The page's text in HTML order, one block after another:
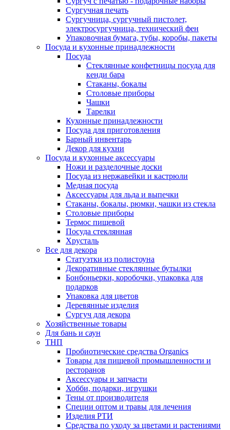
Сургучная печать
Сургучница, сургучный пистолет,
электросургучница, технический фен
Упаковочная бумага, тубы, коробы, пакеты
Посуда и кухонные принадлежности
Посуда
Стеклянные конфетницы посуда для
кенди бара
Стаканы, бокалы
Столовые приборы
Чашки
Тарелки
Кухонные принадлежности
Посуда для приготовления
Барный инвентарь
Декор для кухни
Посуда и кухонные аксессуары
Ножи и разделочные доски
Посуда из нержавейки и кастрюли
Медная посуда
Аксессуары для льда и выпечки
Стаканы, бокалы, рюмки, чашки из стекла
Столовые приборы
Термос пищевой
Посуда стеклянная
Хрусталь
Все для декора
Статуэтки из полистоуна
Декоративные стеклянные бутылки
Бонбоньерки, коробочки, упаковка для
подарков
Упаковка для цветов
Деревянные изделия
Сургуч для декора
Хозяйственные товары
Для бань и саун
ТНП
Пробиотические средства Organics
Товары для пищевой промышленности и
ресторанов
Аксессуары и запчасти
Хобби, подарки, игрушки
Тены от производителя
Специи оптом и травы для лечения
Изделия РТИ
Средства по уходу за цветами и растениями